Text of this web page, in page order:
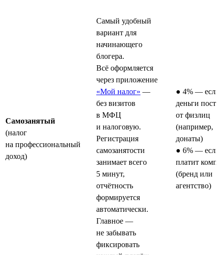
Самозанятый
(налог
на профессиональный
доход)
Самый удобный
вариант для
начинающего
блогера.
Всё оформляется
через приложение
«Мой налог» —
без визитов
в МФЦ
и налоговую.
Регистрация
самозанятости
занимает всего
5 минут,
отчётность
формируется
автоматически.
Главное —
не забывать
фиксировать
● 4% — если
деньги
от физлиц
(например,
донаты)
● 6% — если
платит
(бренд или
агентство)